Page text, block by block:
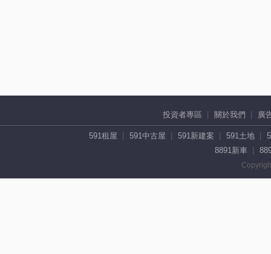
投資者專區 關於我們 廣
591租屋 591中古屋 591新建案 591土地
8891新車